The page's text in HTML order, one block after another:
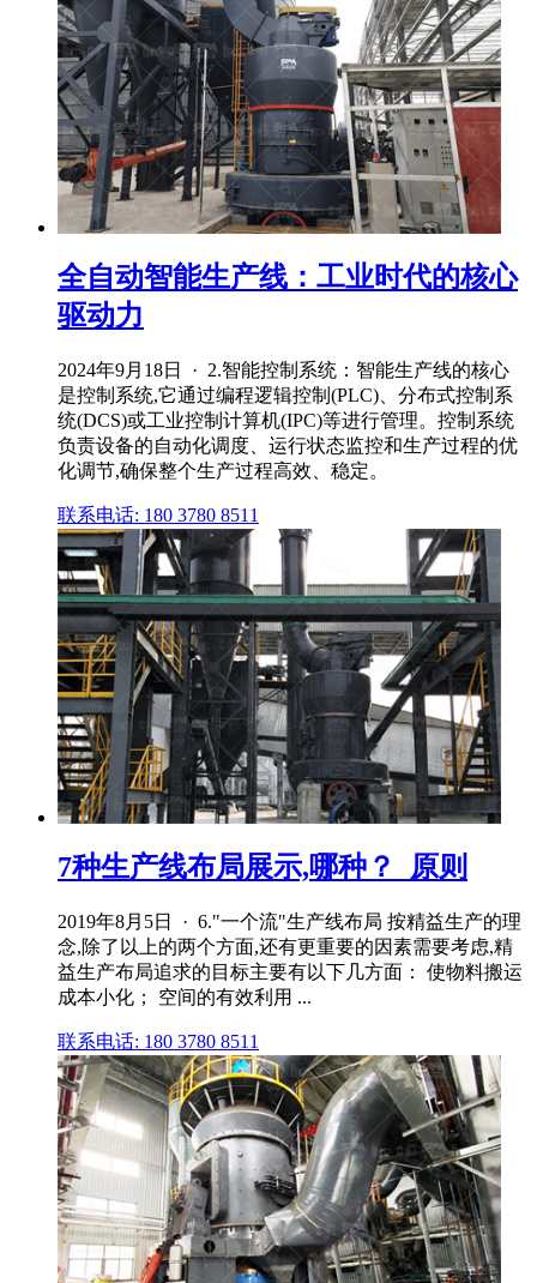
全自动智能生产线：工业时代的核心
驱动力
2024年9月18日 · 2.智能控制系统：智能生产线的核心
是控制系统,它通过编程逻辑控制(PLC)、分布式控制系
统(DCS)或工业控制计算机(IPC)等进行管理。控制系统
负责设备的自动化调度、运行状态监控和生产过程的优
化调节,确保整个生产过程高效、稳定。
联系电话: 180 3780 8511
7种生产线布局展示,哪种？_原则
2019年8月5日 · 6."一个流"生产线布局 按精益生产的理
念,除了以上的两个方面,还有更重要的因素需要考虑,精
益生产布局追求的目标主要有以下几方面： 使物料搬运
成本小化； 空间的有效利用 ...
联系电话: 180 3780 8511